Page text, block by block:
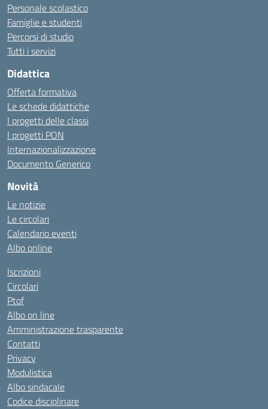
Personale scolastico
Famiglie e studenti
Percorsi di studio
Tutti i servizi
Didattica
Offerta formativa
Le schede didattiche
I progetti delle classi
I progetti PON
Internazionalizzazione
Documento Generico
Novità
Le notizie
Le circolari
Calendario eventi
Albo online
Iscrizioni
Circolari
Ptof
Albo on line
Amministrazione trasparente
Contatti
Privacy
Modulistica
Albo sindacale
Codice disciplinare